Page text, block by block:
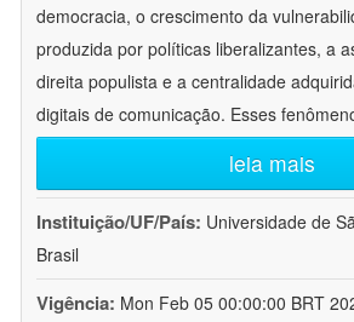
democracia, o crescimento da
produzida por políticas liberalizantes, a
direita populista e a centralidade
digitais de comunicação. Esses
leia mais
Instituição/UF/País: Universidade de
Brasil
Vigência: Mon Feb 05 00:00:00 BRT